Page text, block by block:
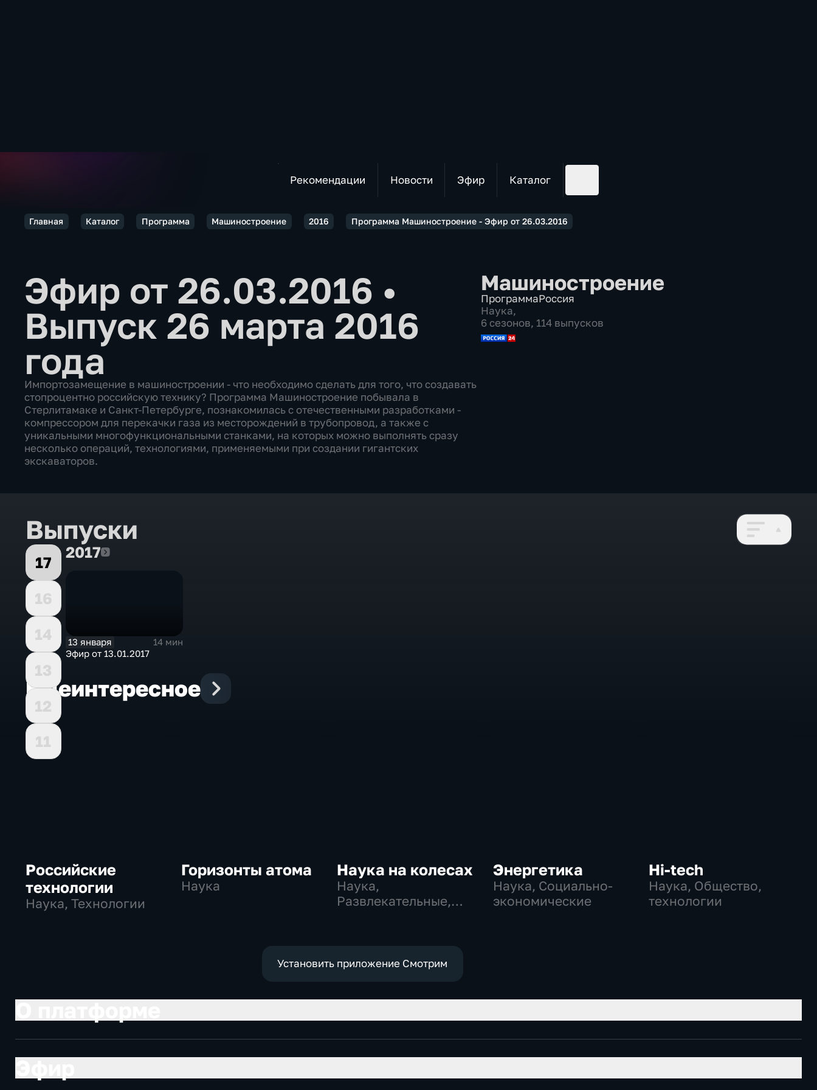
Рекомендации Новости Эфир Каталог
Главная Каталог Программа Машиностроение 2016 Программа Машиностроение - Эфир от 26.03.2016
Эфир от 26.03.2016 •
Выпуск 26 марта 2016
года
Импортозамещение в машиностроении - что необходимо сделать для того, что создавать
стопроцентно российскую технику? Программа Машиностроение побывала в
Стерлитамаке и Санкт-Петербурге, познакомилась с отечественными разработками -
компрессором для перекачки газа из месторождений в трубопровод, а также с
уникальными многофункциональными станками, на которых можно выполнять сразу
несколько операций, технологиями, применяемыми при создании гигантских
экскаваторов.
Машиностроение
ПрограммаРоссия
Наука,
6 сезонов, 114 выпусков
Выпуски
17
16
14
13
12
11
20172017
13 января
14 мин
Эфир от 13.01.2017
Ещеинтересное
Российские
технологии
Наука, Технологии
Горизонты атома
Наука
Наука на колесах
Наука,
Развлекательные,
Энергетика
Наука, Социально-
экономические
Hi-tech
Наука, Общество,
технологии
Установить приложение Смотрим